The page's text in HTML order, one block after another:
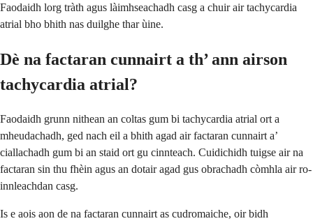
Faodaidh lorg tràth agus làimhseachadh casg a chuir air tachycardia
atrial bho bhith nas duilghe thar ùine.
Dè na factaran cunnairt a th’ ann airson
tachycardia atrial?
Faodaidh grunn nithean an coltas gum bi tachycardia atrial ort a
mheudachadh, ged nach eil a bhith agad air factaran cunnairt a’
ciallachadh gum bi an staid ort gu cinnteach. Cuidichidh tuigse air na
factaran sin thu fhèin agus an dotair agad gus obrachadh còmhla air ro-
innleachdan casg.
Is e aois aon de na factaran cunnairt as cudromaiche, oir bidh